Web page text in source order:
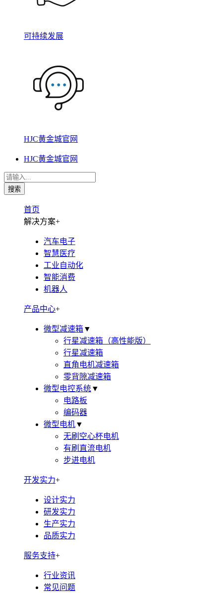
可持续发展
HJC黄金城官网
HJC黄金城官网
首页
解决方案+
汽车电子
智慧医疗
工业自动化
智能消费
机器人
产品中心+
微型减速箱▼
行星减速箱（高性能版）
行星减速箱
直角电机减速箱
零背隙减速箱
微型电控系统▼
电路板
编码器
微型电机▼
无刷空心杯电机
有刷直流电机
步进电机
开发实力+
设计实力
研发实力
生产实力
品质实力
服务支持+
行业资讯
常见问题